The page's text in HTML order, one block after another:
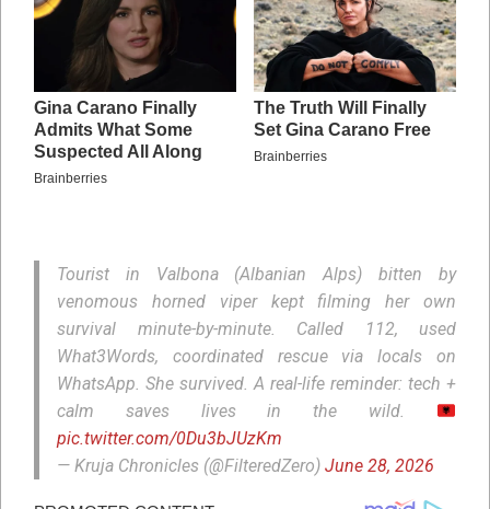
Tourist in Valbona (Albanian Alps) bitten by
venomous horned viper kept filming her own
survival minute-by-minute. Called 112, used
What3Words, coordinated rescue via locals on
WhatsApp. She survived. A real-life reminder: tech +
calm saves lives in the wild.
pic.twitter.com/0Du3bJUzKm
— Kruja Chronicles (@FilteredZero) June 28, 2026